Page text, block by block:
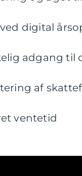
digital
adgang til
af
ventetid